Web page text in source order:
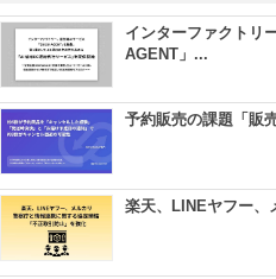
インターファクトリ
AGENT」...
予約販売の課題「販
楽天、LINEヤフー